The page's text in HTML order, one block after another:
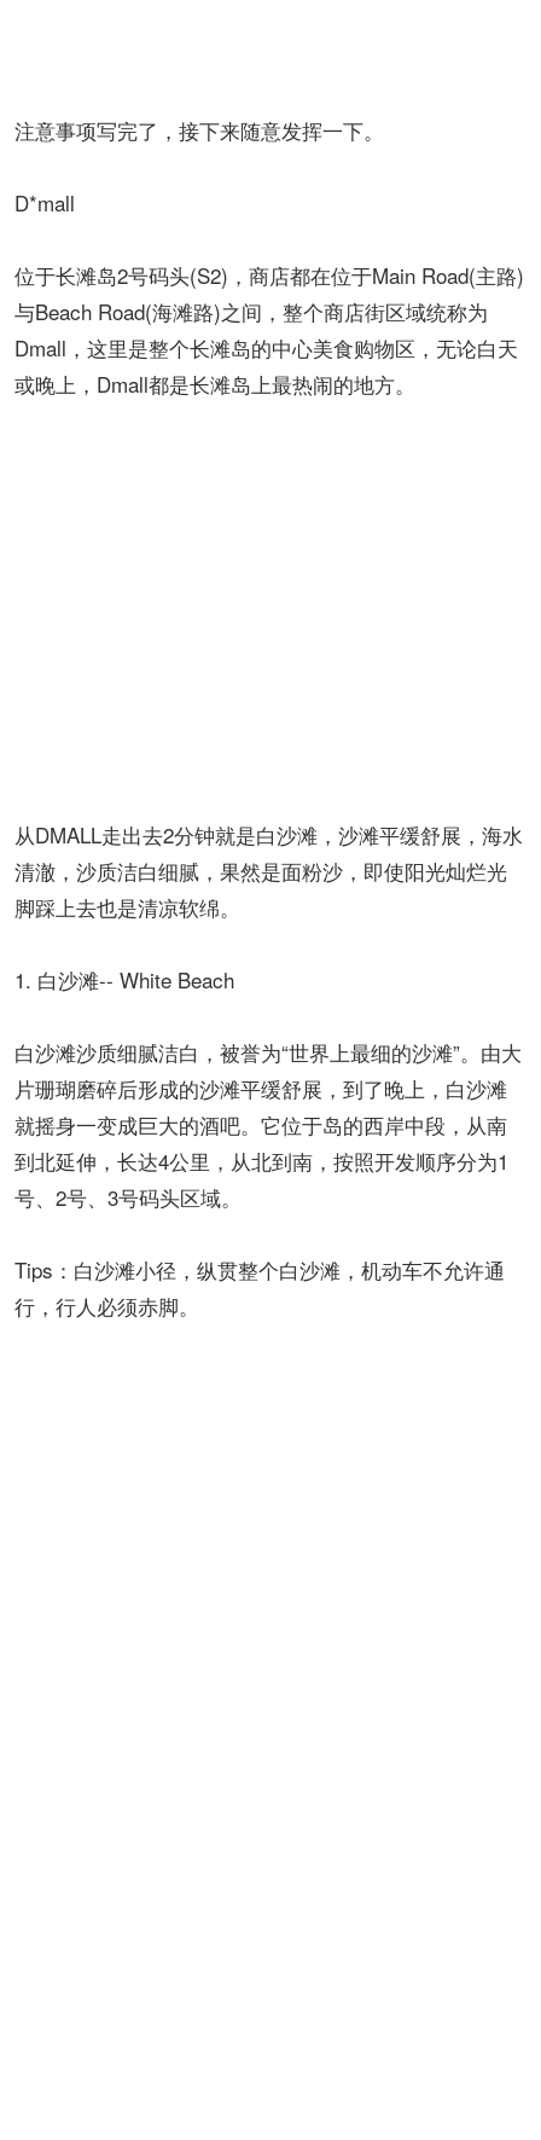
注意事项写完了，接下来随意发挥一下。
D*mall
位于长滩岛2号码头(S2)，商店都在位于Main Road(主路)
与Beach Road(海滩路)之间，整个商店街区域统称为
Dmall，这里是整个长滩岛的中心美食购物区，无论白天
或晚上，Dmall都是长滩岛上最热闹的地方。
从DMALL走出去2分钟就是白沙滩，沙滩平缓舒展，海水
清澈，沙质洁白细腻，果然是面粉沙，即使阳光灿烂光
脚踩上去也是清凉软绵。
1. 白沙滩-- White Beach
白沙滩沙质细腻洁白，被誉为“世界上最细的沙滩”。由大
片珊瑚磨碎后形成的沙滩平缓舒展，到了晚上，白沙滩
就摇身一变成巨大的酒吧。它位于岛的西岸中段，从南
到北延伸，长达4公里，从北到南，按照开发顺序分为1
号、2号、3号码头区域。
Tips：白沙滩小径，纵贯整个白沙滩，机动车不允许通
行，行人必须赤脚。